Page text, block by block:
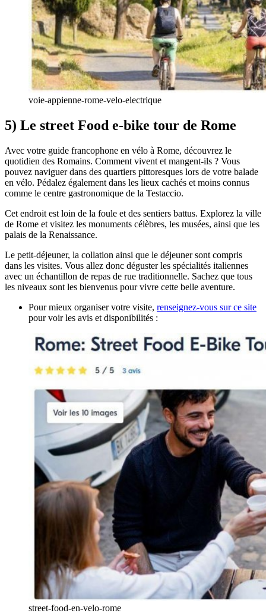
voie-appienne-rome-velo-electrique
5) Le street Food e-bike tour de Rome
Avec votre guide francophone en vélo à Rome, découvrez le
quotidien des Romains. Comment vivent et mangent-ils ? Vous
pouvez naviguer dans des quartiers pittoresques lors de votre balade
en vélo. Pédalez également dans les lieux cachés et moins connus
comme le centre gastronomique de la Testaccio.
Cet endroit est loin de la foule et des sentiers battus. Explorez la ville
de Rome et visitez les monuments célèbres, les musées, ainsi que les
palais de la Renaissance.
Le petit-déjeuner, la collation ainsi que le déjeuner sont compris
dans les visites. Vous allez donc déguster les spécialités italiennes
avec un échantillon de repas de rue traditionnelle. Sachez que tous
les niveaux sont les bienvenus pour vivre cette belle aventure.
Pour mieux organiser votre visite, renseignez-vous sur ce site
pour voir les avis et disponibilités :
street-food-en-velo-rome